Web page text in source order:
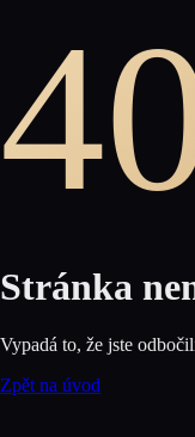
Stránka
Vypadá to, že jste
Zpět na úvod